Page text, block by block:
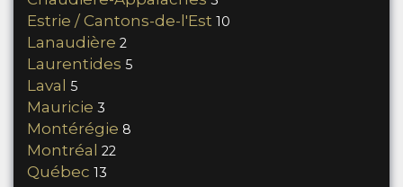
Estrie / Cantons-de-l'Est 10
Lanaudière 2
Laurentides 5
Laval 5
Mauricie 3
Montérégie 8
Montréal 22
Québec 13